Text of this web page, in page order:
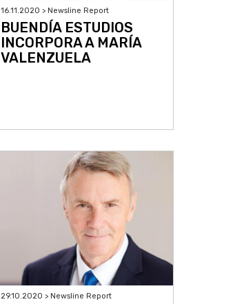
16.11.2020 > Newsline Report
BUENDÍA ESTUDIOS
INCORPORA A MARÍA
VALENZUELA
29.10.2020 > Newsline Report